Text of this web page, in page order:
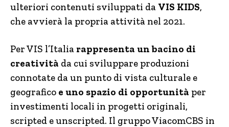
ulteriori contenuti sviluppati da VIS KIDS,
che avvierà la propria attività nel 2021.
Per VIS l’Italia rappresenta un bacino di
creatività da cui sviluppare produzioni
connotate da un punto di vista culturale e
geografico e uno spazio di opportunità per
investimenti locali in progetti originali,
scripted e unscripted. Il gruppo ViacomCBS in